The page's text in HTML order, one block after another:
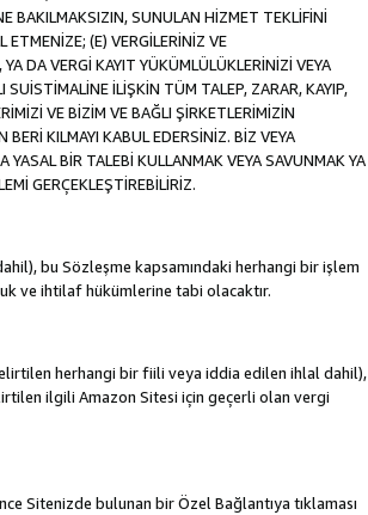
BAKILMAKSIZIN, SUNULAN HİZMET TEKLİFİNİ
(E) VERGİLERİNİZ VE
DA VERGİ KAYIT YÜKÜMLÜLÜKLERİNİZİ VEYA
SUİSTİMALİNE İLİŞKİN TÜM TALEP, ZARAR, KAYIP,
VE BİZİM VE BAĞLI ŞİRKETLERİMİZİN
KILMAYI KABUL EDERSİNİZ. BİZ VEYA
BİR TALEBİ KULLANMAK VEYA SAVUNMAK YA
GERÇEKLEŞTİREBİLİRİZ.
bu Sözleşme kapsamındaki herhangi bir işlem
ve ihtilaf hükümlerine tabi olacaktır.
herhangi bir fiili veya iddia edilen ihlal dahil),
ilgili Amazon Sitesi için geçerli olan vergi
Sitenizde bulunan bir Özel Bağlantıya tıklaması